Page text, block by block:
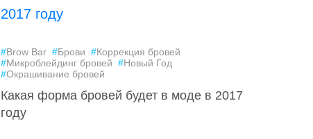
#Brow Bar #Брови #Коррекция бровей
#Микроблейдинг бровей #Новый Год
#Окрашивание бровей
Какая форма бровей будет в моде в 2017
году